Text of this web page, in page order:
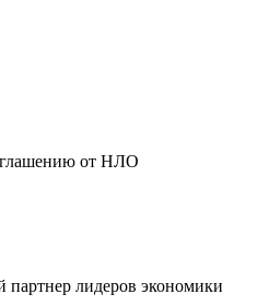
от НЛО
партнер лидеров экономики